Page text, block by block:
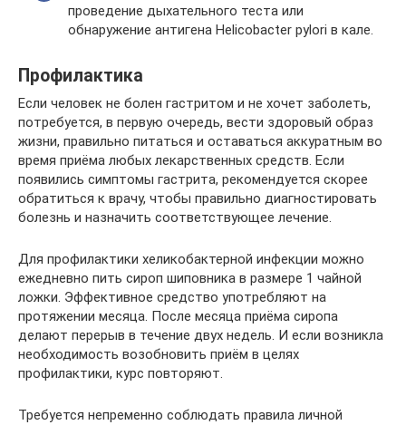
проведение дыхательного теста или
обнаружение антигена Helicobacter pylori в кале.
Профилактика
Если человек не болен гастритом и не хочет заболеть,
потребуется, в первую очередь, вести здоровый образ
жизни, правильно питаться и оставаться аккуратным во
время приёма любых лекарственных средств. Если
появились симптомы гастрита, рекомендуется скорее
обратиться к врачу, чтобы правильно диагностировать
болезнь и назначить соответствующее лечение.
Для профилактики хеликобактерной инфекции можно
ежедневно пить сироп шиповника в размере 1 чайной
ложки. Эффективное средство употребляют на
протяжении месяца. После месяца приёма сиропа
делают перерыв в течение двух недель. И если возникла
необходимость возобновить приём в целях
профилактики, курс повторяют.
Требуется непременно соблюдать правила личной